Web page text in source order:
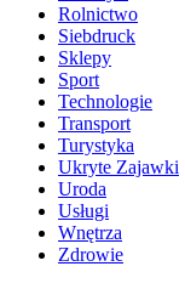
Rolnictwo
Siebdruck
Sklepy
Sport
Technologie
Transport
Turystyka
Ukryte Zajawki
Uroda
Usługi
Wnętrza
Zdrowie